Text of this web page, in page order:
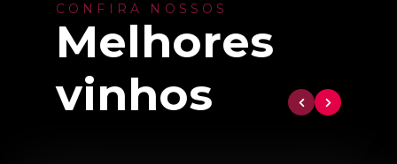
CONFIRA NOSSOS
Melhores
vinhos